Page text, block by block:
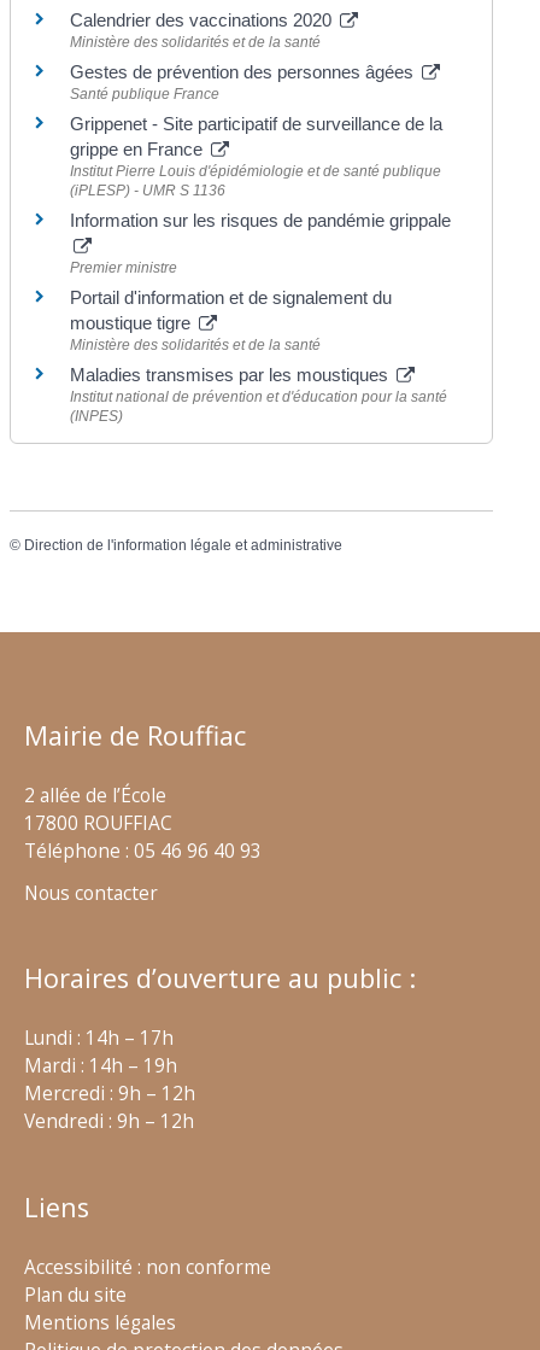
Calendrier des vaccinations 2020
Ministère des solidarités et de la santé
Gestes de prévention des personnes âgées
Santé publique France
Grippenet - Site participatif de surveillance de la
grippe en France
Institut Pierre Louis d'épidémiologie et de santé publique
(iPLESP) - UMR S 1136
Information sur les risques de pandémie grippale
Premier ministre
Portail d'information et de signalement du
moustique tigre
Ministère des solidarités et de la santé
Maladies transmises par les moustiques
Institut national de prévention et d'éducation pour la santé
(INPES)
© Direction de l'information légale et administrative
Mairie de Rouffiac
2 allée de l’École
17800 ROUFFIAC
Téléphone : 05 46 96 40 93
Nous contacter
Horaires d’ouverture au public :
Lundi : 14h – 17h
Mardi : 14h – 19h
Mercredi : 9h – 12h
Vendredi : 9h – 12h
Liens
Accessibilité : non conforme
Plan du site
Mentions légales